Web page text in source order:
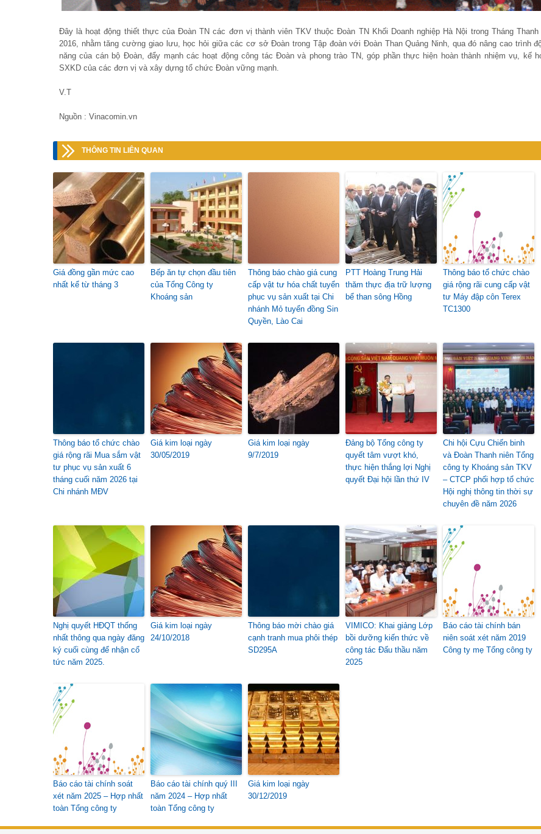
Đây là hoạt động thiết thực của Đoàn TN các đơn vị thành viên TKV thuộc Đoàn TN Khối Doanh nghiệp Hà Nội trong Tháng Thanh
2016, nhằm tăng cường giao lưu, học hỏi giữa các cơ sở Đoàn trong Tập đoàn với Đoàn Than Quảng Ninh, qua đó nâng cao trình
năng của cán bộ Đoàn, đẩy mạnh các hoạt động công tác Đoàn và phong trào TN, góp phần thực hiện hoàn thành nhiệm vụ, kế
SXKD của các đơn vị và xây dựng tổ chức Đoàn vững mạnh.
V.T
Nguồn : Vinacomin.vn
THÔNG TIN LIÊN QUAN
Giá đồng gần mức cao
nhất kể từ tháng 3
Bếp ăn tự chọn đầu tiên
của Tổng Công ty
Khoáng sản
Thông báo chào giá cung
cấp vật tư hóa chất tuyển
phục vụ sản xuất tại Chi
nhánh Mỏ tuyển đồng Sin
Quyền, Lào Cai
PTT Hoàng Trung Hải
thăm thực địa trữ lượng
bể than sông Hồng
Thông báo tổ chức chào
giá rộng rãi cung cấp vật
tư Máy đập côn Terex
TC1300
Thông báo tổ chức chào
giá rộng rãi Mua sắm vật
tư phục vụ sản xuất 6
tháng cuối năm 2026 tại
Chi nhánh MĐV
Giá kim loại ngày
30/05/2019
Giá kim loại ngày
9/7/2019
Đảng bộ Tổng công ty
quyết tâm vượt khó,
thực hiện thắng lợi Nghị
quyết Đại hội lần thứ IV
Chi hội Cựu Chiến binh
và Đoàn Thanh niên Tổng
công ty Khoáng sản TKV
– CTCP phối hợp tổ chức
Hội nghị thông tin thời sự
chuyên đề năm 2026
Nghị quyết HĐQT thống
nhất thông qua ngày đăng
ký cuối cùng để nhận cổ
tức năm 2025.
Giá kim loại ngày
24/10/2018
Thông báo mời chào giá
cạnh tranh mua phôi thép
SD295A
VIMICO: Khai giảng Lớp
bồi dưỡng kiến thức về
công tác Đấu thầu năm
2025
Báo cáo tài chính bán
niên soát xét năm 2019
Công ty mẹ Tổng công ty
Báo cáo tài chính soát
xét năm 2025 – Hợp nhất
toàn Tổng công ty
Báo cáo tài chính quý III
năm 2024 – Hợp nhất
toàn Tổng công ty
Giá kim loại ngày
30/12/2019